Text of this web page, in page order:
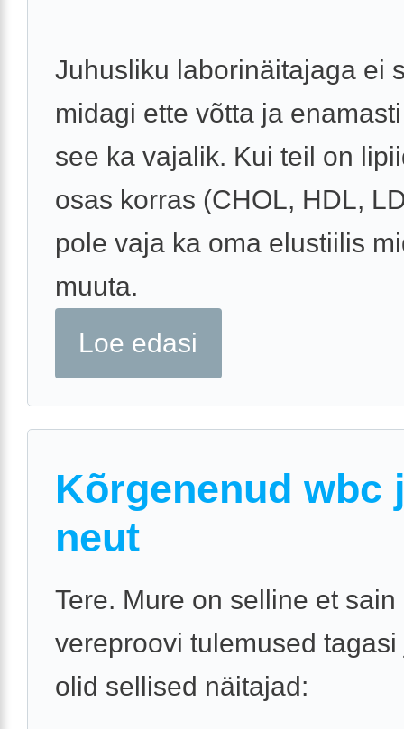
Juhusliku laborinäitajaga ei
midagi ette võtta ja
see ka vajalik. Kui teil on
osas korras (CHOL, HDL,
pole vaja ka oma elustiilis
muuta.
Loe edasi
Kõrgenenud wbc
neut
Tere. Mure on selline et sain
vereproovi tulemused
olid sellised näitajad: